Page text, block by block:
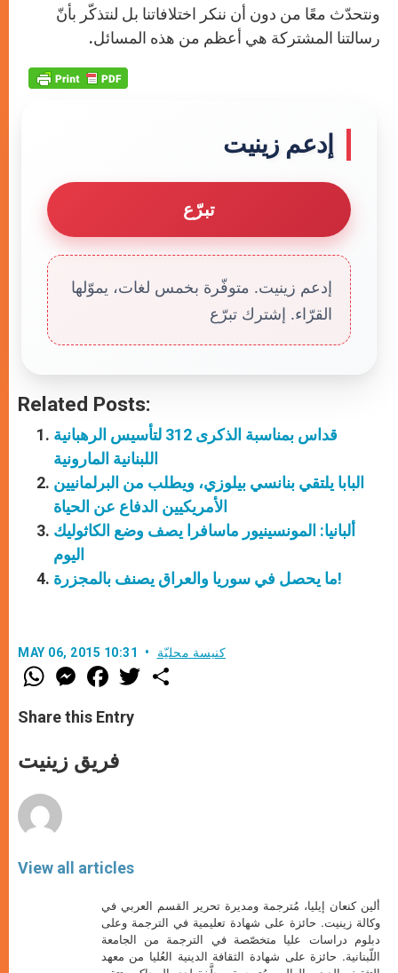
ونتحدّث معًا من دون أن ننكر اختلافاتنا بل لنتذكّر بأنّ
رسالتنا المشتركة هي أعظم من هذه المسائل.
إدعم زينيت
تبرّع
إدعم زينيت. متوفّرة بخمس لغات، يموّلها
القرّاء. إشترك تبرّع
Related Posts:
قداس بمناسبة الذكرى 312 لتأسيس الرهبانية
اللبنانية المارونية
البابا يلتقي بنانسي بيلوزي، ويطلب من البرلمانيين
الأمريكيين الدفاع عن الحياة
ألبانيا: المونسينيور ماسافرا يصف وضع الكاثوليك
اليوم
ما يحصل في سوريا والعراق يصنف بالمجزرة!
MAY 06, 2015 10:31 كنيسة محليّة
W
h
t
s
p
p
M
e
s
e
g
e
F
a
e
b
o
k
w
Share this Entry
فريق زينيت
View all articles
ألين كنعان إيليا، مُترجمة ومديرة تحرير القسم العربي في
وكالة زينيت. حائزة على شهادة تعليمية في الترجمة وعلى
دبلوم دراسات عليا متخصّصة في الترجمة من الجامعة
اللّبنانية. حائزة على شهادة الثقافة الدينية العُليا من معهد